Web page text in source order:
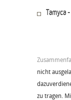
Tamyca
nicht
zu tragen.